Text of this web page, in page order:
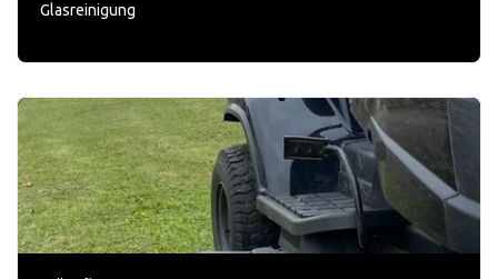
Glasreinigung